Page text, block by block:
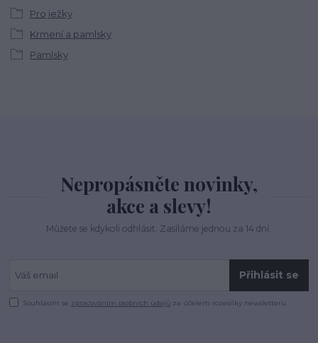
Pro ježky
Krmení a pamlsky
Pamlsky
Nepropásněte novinky,
akce a slevy!
Můžete se kdykoli odhlásit. Zasíláme jednou za 14 dní.
Přihlásit se
Souhlasím se zpracováním osobních údajů za účelem rozesílky newsletteru.